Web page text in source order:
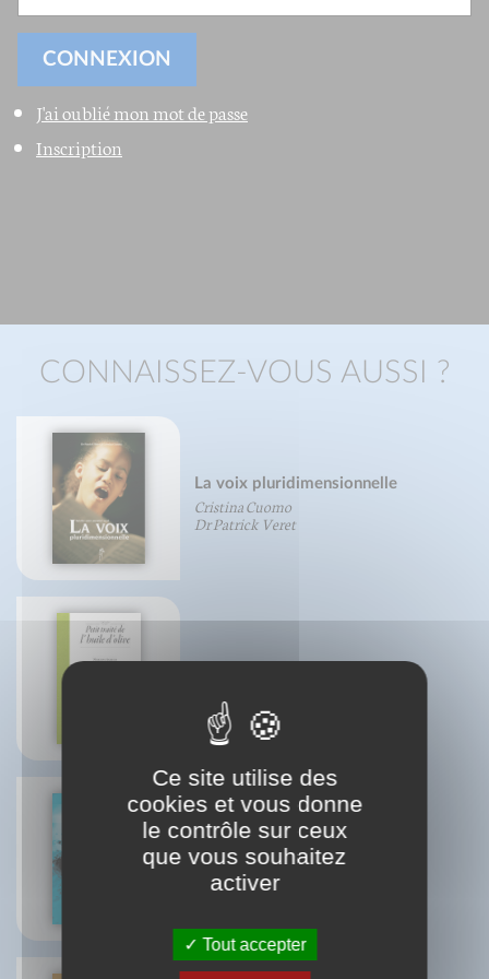
J'ai oublié mon mot de passe
Inscription
CONNAISSEZ-VOUS AUSSI ?
La voix pluridimensionnelle
Cristina Cuomo
Dr Patrick Veret
L'eau et ses secrets
Michael Gienger
Josef Zerluth
Ce site utilise des
cookies et vous donne
le contrôle sur ceux
que vous souhaitez
activer
Tout accepter